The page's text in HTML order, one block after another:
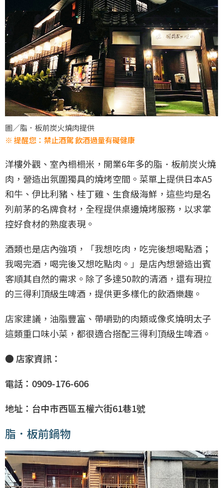
圖／脂．板前炭火燒肉提供
※ 提醒您：禁止酒駕 飲酒過量有礙健康
洋樓外觀、室內榻榻米，開業6年多的脂．板前炭火燒
肉，營造出氛圍獨具的燒烤空間。菜單上提供日本A5
和牛、伊比利豬、桂丁雞、生食級海鮮，這些均是名
列前茅的名牌食材，全程提供桌邊燒烤服務，以求掌
控好食材的熟度表現。
酒類也是店內強項，「我想吃肉，吃完後想喝點酒；
我喝完酒，喝完後又想吃點肉。」是店內想營造出賓
客順其自然的需求。除了多達50款的清酒，還有現拉
的三得利頂級生啤酒，提供更多樣化的飲酒樂趣。
店家建議，油脂豐富、帶嚼勁的肉類或像炙燒明太子
這類重口味小菜，都很適合搭配三得利頂級生啤酒。
● 店家資訊：
電話：0909-176-606
地址：台中市西區五權六街61巷1號
脂．板前鍋物